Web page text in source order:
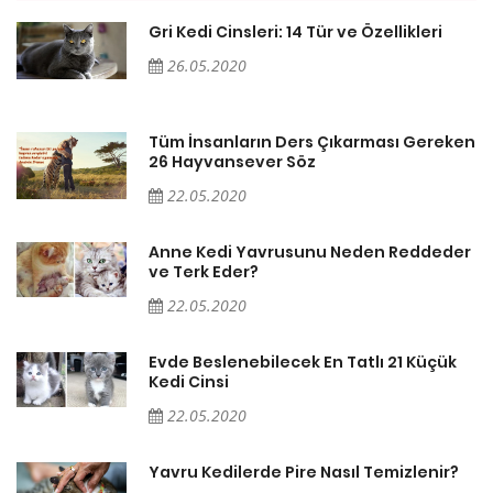
Gri Kedi Cinsleri: 14 Tür ve Özellikleri
26.05.2020
Tüm İnsanların Ders Çıkarması Gereken
26 Hayvansever Söz
22.05.2020
Anne Kedi Yavrusunu Neden Reddeder
ve Terk Eder?
22.05.2020
Evde Beslenebilecek En Tatlı 21 Küçük
Kedi Cinsi
22.05.2020
Yavru Kedilerde Pire Nasıl Temizlenir?